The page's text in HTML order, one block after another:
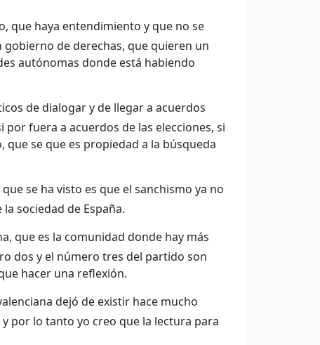
que haya entendimiento y que no se
de derechas, que quieren un
autónomas donde está habiendo
de dialogar y de llegar a acuerdos
por fuera a acuerdos de las elecciones, si
se que es propiedad a la búsqueda
se ha visto es que el sanchismo ya no
sociedad de España.
que es la comunidad donde hay más
dos y el número tres del partido son
hacer una reflexión.
dejó de existir hace mucho
por lo tanto yo creo que la lectura para